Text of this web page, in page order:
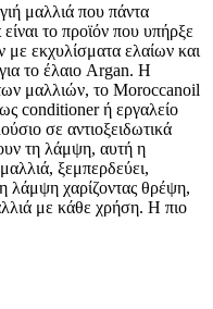
μαλλιά που πάντα
είναι το προϊόν που υπήρξε
εκχυλίσματα ελαίων και
το έλαιο Argan. Η
μαλλιών, το Moroccanoil
conditioner ή εργαλείο
σε αντιοξειδωτικά
τη λάμψη, αυτή η
ξεμπερδεύει,
λάμψη χαρίζοντας θρέψη,
με κάθε χρήση. Η πιο